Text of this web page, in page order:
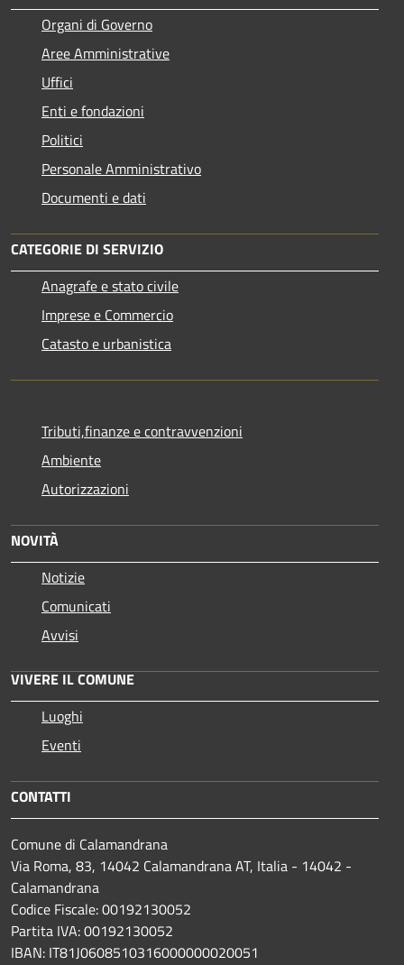
Organi di Governo
Aree Amministrative
Uffici
Enti e fondazioni
Politici
Personale Amministrativo
Documenti e dati
CATEGORIE DI SERVIZIO
Anagrafe e stato civile
Imprese e Commercio
Catasto e urbanistica
Tributi,finanze e contravvenzioni
Ambiente
Autorizzazioni
NOVITÀ
Notizie
Comunicati
Avvisi
VIVERE IL COMUNE
Luoghi
Eventi
CONTATTI
Comune di Calamandrana
Via Roma, 83, 14042 Calamandrana AT, Italia - 14042 -
Calamandrana
Codice Fiscale: 00192130052
Partita IVA: 00192130052
IBAN: IT81J0608510316000000020051